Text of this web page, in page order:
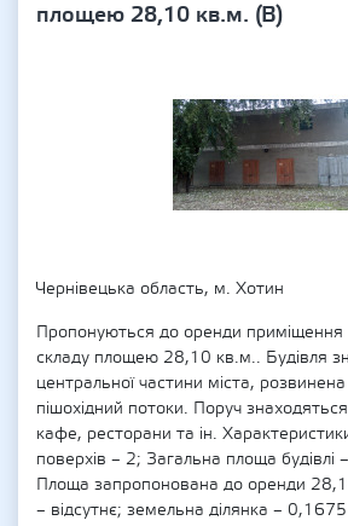
площею 28,10 кв.м. (В)
Чернівецька область, м. Хотин
Пропонуються до оренди приміщення
складу площею 28,10 кв.м.. Будівля
центральної частини міста,
пішохідний потоки. Поруч
кафе, ресторани та ін.
поверхів – 2; Загальна площа
Площа запропонована до оренди
– відсутнє; земельна ділянка –